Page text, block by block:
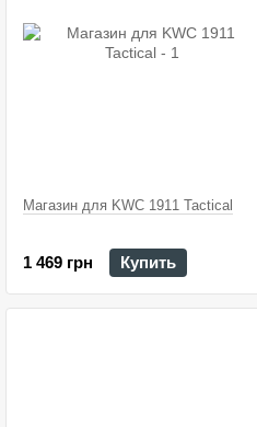
Магазин для KWC 1911 Tactical
1 469 грн Купить